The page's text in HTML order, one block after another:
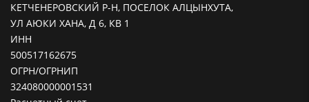
КЕТЧЕНЕРОВСКИЙ Р-Н, ПОСЕЛОК АЛЦЫНХУТА,
УЛ АЮКИ ХАНА, Д 6, КВ 1
ИНН
500517162675
ОГРН/ОГРНИП
324080000001531